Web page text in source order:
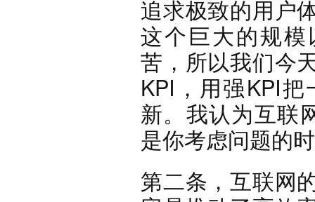
追求极致的用户
这个巨大的规
苦，所以我们今
KPI，用强KPI
新。我认为互联
是你考虑问题的
第二条，互联网